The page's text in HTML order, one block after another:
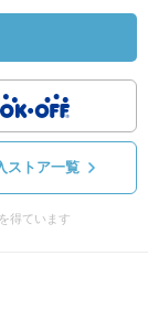
ストア一覧
得ています